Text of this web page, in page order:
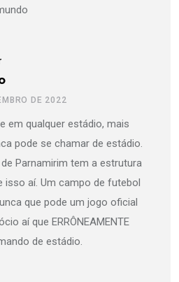
DE 2022
em qualquer estádio, mais
pode se chamar de estádio.
Parnamirim tem a estrutura
isso aí. Um campo de futebol
que pode um jogo oficial
aí que ERRÔNEAMENTE
de estádio.